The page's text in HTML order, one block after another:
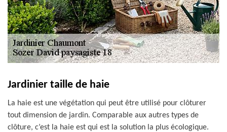
Jardinier taille de haie
La haie est une végétation qui peut être utilisé pour clôturer
tout dimension de jardin. Comparable aux autres types de
clôture, c’est la haie est qui est la solution la plus écologique.